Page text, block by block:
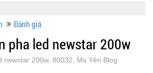
Đánh giá
pha led newstar 200w
200w, 80032, Ms Yên Blog